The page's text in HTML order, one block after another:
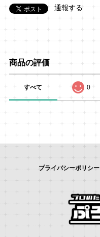
通報する
商品の評価
すべて 0
プライバシーポリシー